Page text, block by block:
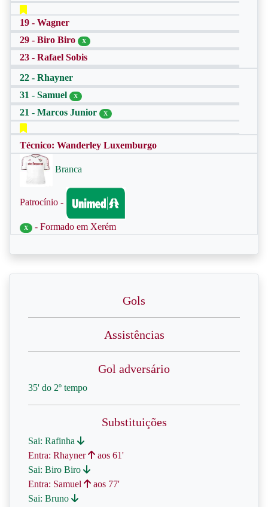
19 - Wagner
29 - Biro Biro
X
23 - Rafael Sobis
22 - Rhayner
31 - Samuel
X
21 - Marcos Junior X
Técnico: Wanderley Luxemburgo
Branca
Patrocínio -
X - Formado em Xerém
Gols
Assistências
Gol adversário
35' do 2º tempo
Substituições
Sai: Rafinha
Entra: Rhayner
aos 61'
Sai: Biro Biro
Entra: Samuel
aos 77'
Sai: Bruno